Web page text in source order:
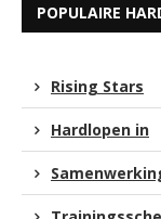
POPULAIRE
Rising Stars
Hardlopen in